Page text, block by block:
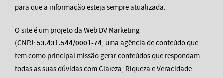
para que a informação esteja sempre atualizada.
O site é um projeto da Web DV Marketing
(CNPJ: 53.431.544/0001-74, uma agência de conteúdo que
tem como principal missão gerar conteúdos que respondam
todas as suas dúvidas com Clareza, Riqueza e Veracidade.